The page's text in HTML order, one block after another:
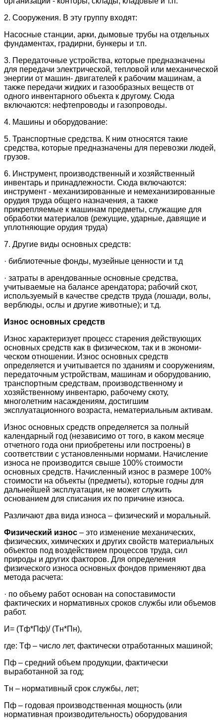
2. Сооружения. В эту группу входят:
Насосные станции, арки, дымовые трубы на отдельных
фундаментах, градирни, бункеры и т.п.
3. Передаточные устройства, которые предназначены
для передачи электрической, тепловой или механической
энергии от машин- двигателей к рабочим машинам, а
также передачи жидких и газообразных веществ от
одного инвентарного объекта к другому. Сюда
включаются: нефтепроводы и газопроводы.
4. Машины и оборудование:
5. Транспортные средства. К ним относятся такие
средства, которые предназначены для перевозки людей,
грузов.
6. Инструмент, производственный и хозяйственный
инвентарь и принадлежности. Сюда включаются:
инструмент - механизированные и немеханизированные
орудия труда общего назначения, а также
прикрепляемые к машинам предметы, служащие для
обработки материалов (режущие, ударные, давящие и
уплотняющие орудия труда)
7. Другие виды основных средств:
· библиотечные фонды, музейные ценности и т.д
· затраты в арендованные основные средства,
учитываемые на балансе арендатора; рабочий скот,
используемый в качестве средств труда (лошади, волы,
верблюды, ослы и другие животные); и т.д.
Износ основных средств
Износ характеризует процесс старения действующих
основных средств как в физическом, так и в экономи­
ческом отношении. Износ основных средств
определяется и учиты­вается по зданиям и сооружениям,
передаточным устройствам, машинам и оборудованию,
транспортным средствам, производст­венному и
хозяйственному инвентарю, рабочему скоту,
многолетним насаждениям, достигшим
эксплуатационного возраста, нематери­альным активам.
Износ основных средств определяется за полный
календарный год (независимо от того, в каком месяце
отчетного года они приобретены или построены) в
соответствии с установ­ленными нормами. Начисление
износа не производится свыше 100% стоимости
основных средств. Начисленный износ в размере 100%
стоимости на объекты (предметы), которые годны для
даль­нейшей эксплуатации, не может служить
основанием для списа­ния их по причине износа.
Различают два вида износа – физический и моральный.
Физический износ – это изменение механических,
физических, химических и других свойств материальных
объектов под воздей­ствием процессов труда, сил
природы и других факторов. Для определения
физического износа основных фондов применяют два
метода расчета:
· по объему работ основан на сопоставимости
фактических и нормативных сроков службы или объемов
работ.
И= (Тф*Пф)/ (Тн*Пн),
где: Тф – число лет, фактически отработанных машиной;
Пф – средний объем продукции, фактически
выработанной за год;
Тн – нормативный срок службы, лет;
Пф – годовая производственная мощность (или
нормативная производительность) оборудования